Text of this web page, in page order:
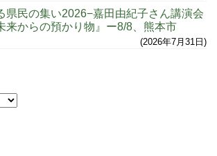
県民の集い2026−嘉田由紀子さん講演会
来からの預かり物』ー8/8、熊本市
2026年7月31日